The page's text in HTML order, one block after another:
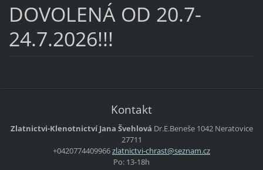
DOVOLENÁ OD 20.7-
24.7.2026!!!
Kontakt
Zlatnictvi-Klenotnictví Jana Švehlová Dr.E.Beneše 1042 Neratovice
27711
+0420774409966zlatnictvi-chrast@seznam.cz
Po: 13-18h